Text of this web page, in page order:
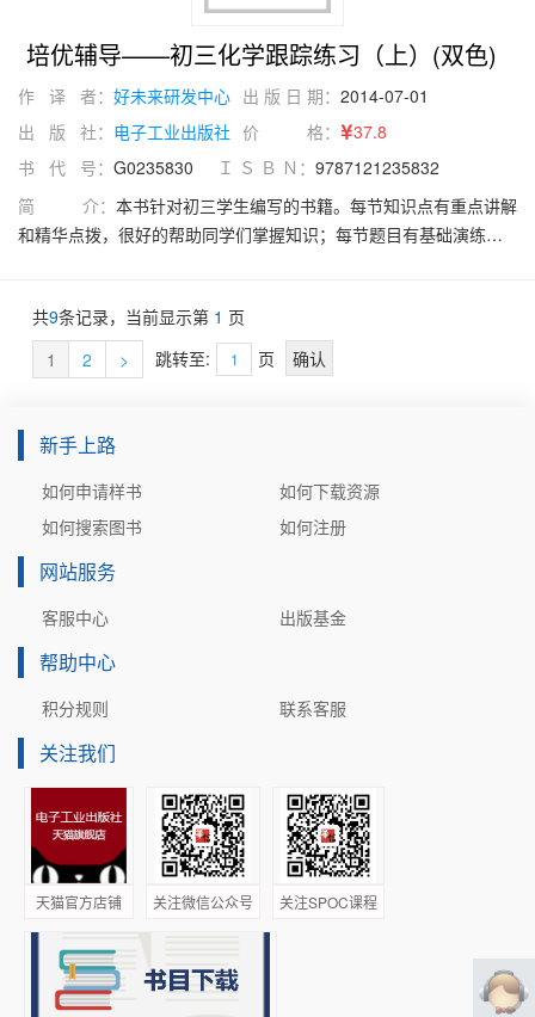
培优辅导——初三化学跟踪练习（上）(双色)
作 译 者： 好未来研发中心 出 版 日 期： 2014-07-01
出 版 社： 电子工业出版社 价 格：
37.8
书 代 号： G0235830 Ｉ Ｓ Ｂ Ｎ： 9787121235832
简 介： 本书针对初三学生编写的书籍。每节知识点有重点讲解
和精华点拨，很好的帮助同学们掌握知识；每节题目有基础演练、
提示清晰、简洁！
共9条记录，当前显示第 1 页
1
2 > 跳转至: 页
新手上路
如何申请样书
如何下载资源
如何搜索图书
如何注册
网站服务
客服中心 出版基金
帮助中心
积分规则 联系客服
关注我们
天猫官方店铺 关注微信公众号 关注SPOC课程